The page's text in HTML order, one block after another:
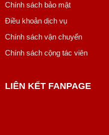
Chính sách bảo mật
Điều khoản dịch vụ
Chính sách vận chuyển
Chính sách cộng tác viên
LIÊN KẾT FANPAGE